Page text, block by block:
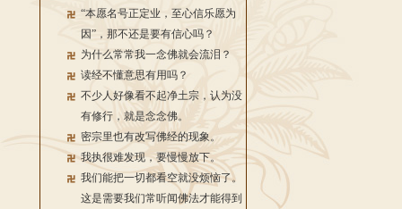
“本愿名号正定业，至心信乐愿为
因”，那不还是要有信心吗？
为什么常常我一念佛就会流泪？
读经不懂意思有用吗？
不少人好像看不起净土宗，认为没
有修行，就是念念佛。
密宗里也有改写佛经的现象。
我执很难发现，要慢慢放下。
我们能把一切都看空就没烦恼了。
这是需要我们常听闻佛法才能得到